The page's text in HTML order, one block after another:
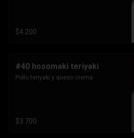
$4.200
#40 hosomaki teriyaki
Pollo teriyaki y queso crema.
$3.700